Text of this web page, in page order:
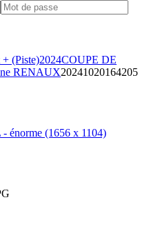
+ (Piste)2024COUPE DE
RENAUX20241020164205
énorme (1656 x 1104)